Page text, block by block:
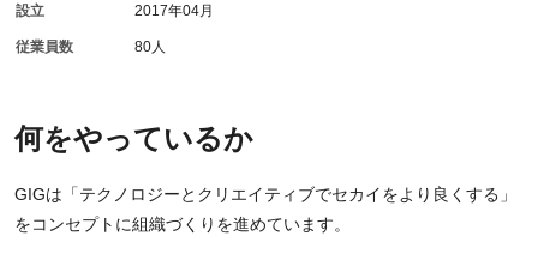
何をやっているか
GIGは「テクノロジーとクリエイティブでセカイをより良くする」
をコンセプトに組織づくりを進めています。
設立 2017年04月
従業員数 80人